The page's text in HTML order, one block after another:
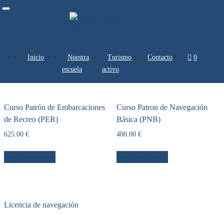
Toggle
Inicio
Nuestra
escuela
Turismo
activo
Contacto 0 artículos
Escuela
Mostrando los 3 resultados
Curso Patrón de Embarcaciones
de Recreo (PER)
625.00 €
Curso Patron de Navegación
Básica (PNB)
400.00 €
Licencia de navegación